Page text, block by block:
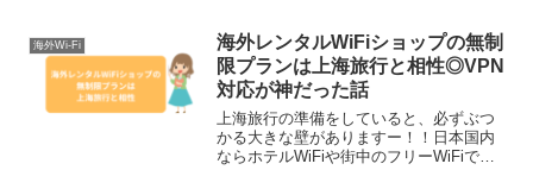
すよね。調べてみると、上海はクレジッ
トカードがほとんど使えず、...
海外Wi-Fi
海外レンタルWiFiショップの無制
限プランは上海旅行と相性◎VPN
対応が神だった話
上海旅行の準備をしていると、必ずぶつ
かる大きな壁がありますー！！日本国内
ならホテルWiFiや街中のフリーWiFiで何